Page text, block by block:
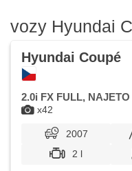
vozy Hyundai
x42
Hyundai Coupé
2.0i FX FULL,
2007
2 l